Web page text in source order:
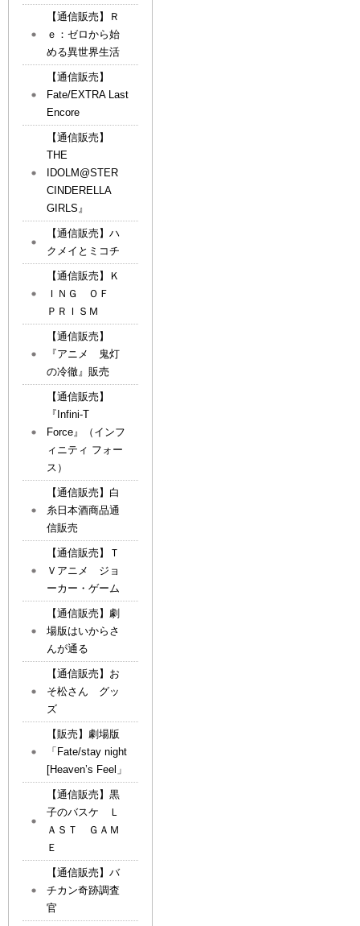
【通信販売】Ｒ
ｅ：ゼロから始
める異世界生活
【通信販売】
Fate/EXTRA Last
Encore
【通信販売】
THE
IDOLM@STER
CINDERELLA
GIRLS』
【通信販売】ハ
クメイとミコチ
【通信販売】Ｋ
ＩＮＧ ＯＦ
ＰＲＩＳＭ
【通信販売】
『アニメ 鬼灯
の冷徹』販売
【通信販売】
『Infini-T
Force』（インフ
ィニティ フォー
ス）
【通信販売】白
糸日本酒商品通
信販売
【通信販売】Ｔ
Ｖアニメ ジョ
ーカー・ゲーム
【通信販売】劇
場版はいからさ
んが通る
【通信販売】お
そ松さん グッ
ズ
【販売】劇場版
「Fate/stay night
[Heaven’s Feel」
【通信販売】黒
子のバスケ Ｌ
ＡＳＴ ＧＡＭ
Ｅ
【通信販売】バ
チカン奇跡調査
官